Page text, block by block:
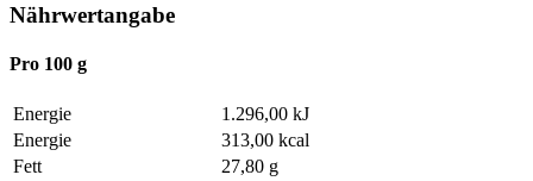
Nährwertangabe
Pro 100 g
Energie
1.296,00 kJ
Energie
313,00 kcal
Fett
27,80 g